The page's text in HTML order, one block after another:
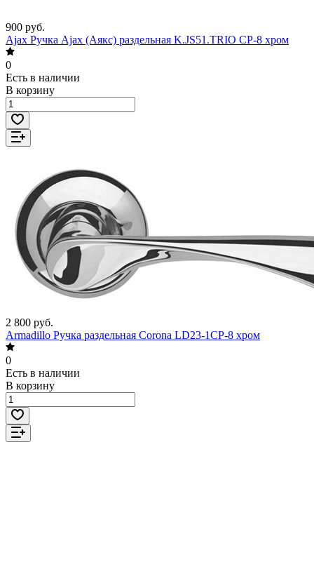
900 руб.
Ajax Ручка Ajax (Аякс) раздельная K.JS51.TRIO CP-8 хром
0
Есть в наличии
В корзину
2 800 руб.
Armadillo Ручка раздельная Corona LD23-1CP-8 хром
0
Есть в наличии
В корзину